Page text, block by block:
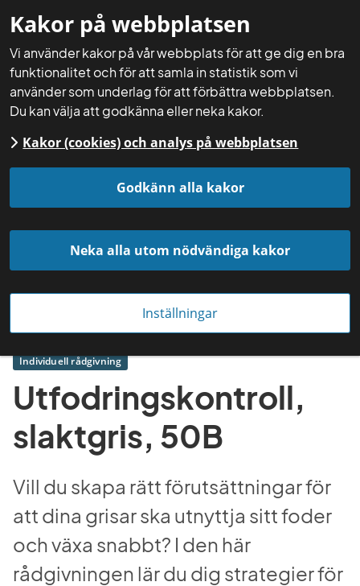
Kakor på webbplatsen
Vi använder kakor på vår webbplats för att ge dig en bra
funktionalitet och för att samla in statistik som vi
använder som underlag för att förbättra webbplatsen.
Du kan välja att godkänna eller neka kakor.
Kakor (cookies) och analys på webbplatsen
Godkänn alla kakor
Neka alla utom nödvändiga kakor
Inställningar
Mina sidor
Startsida Få rådgivning
Rådgivningsmoduler
Individuell rådgivning
Utfodringskontroll,
slaktgris, 50B
Vill du skapa rätt förutsättningar för
att dina grisar ska utnyttja sitt foder
och växa snabbt? I den här
rådgivningen lär du dig strategier för